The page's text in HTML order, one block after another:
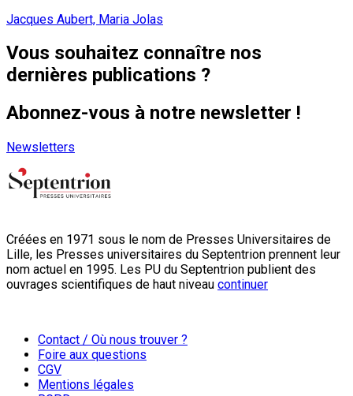
Jacques Aubert, Maria Jolas
Vous souhaitez connaître nos
dernières publications ?
Abonnez-vous à notre newsletter !
Newsletters
Créées en 1971 sous le nom de Presses Universitaires de
Lille, les Presses universitaires du Septentrion prennent leur
nom actuel en 1995. Les PU du Septentrion publient des
ouvrages scientifiques de haut niveau continuer
Contact / Où nous trouver ?
Foire aux questions
CGV
Mentions légales